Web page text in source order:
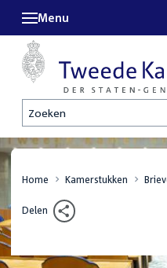
Zoeken
Menu
Home Kamerstukken
Delen